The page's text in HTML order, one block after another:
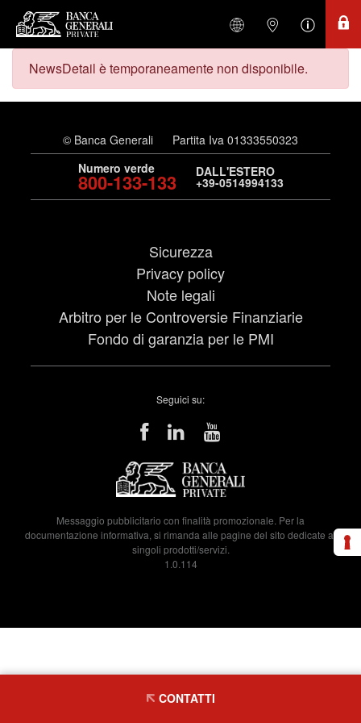
NewsDetail è temporaneamente non disponibile.
© Banca Generali
Partita Iva 01333550323
Numero verde
800-133-133 DALL'ESTERO
+39-0514994133
Sicurezza
Privacy policy
Note legali
Arbitro per le Controversie Finanziarie
Fondo di garanzia per le PMI
Seguici su:
Messaggio pubblicitario con finalità promozionale. Per la
documentazione informativa, si rimanda alle pagine del sito dedicate ai
singoli prodotti/servizi.
1.0.114
CONTATTI